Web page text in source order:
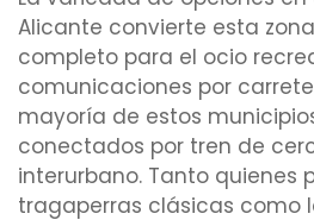
Alicante convierte esta
completo para el ocio
comunicaciones por
mayoría de estos
conectados por tren de
interurbano. Tanto quienes
tragaperras clásicas como